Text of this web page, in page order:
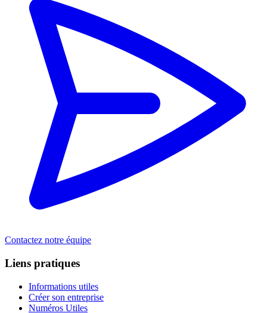
Contactez notre équipe
Liens pratiques
Informations utiles
Créer son entreprise
Numéros Utiles